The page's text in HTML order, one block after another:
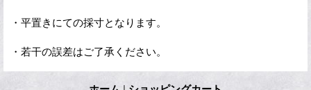
・平置きにての採寸となります。
・若干の誤差はご了承ください。